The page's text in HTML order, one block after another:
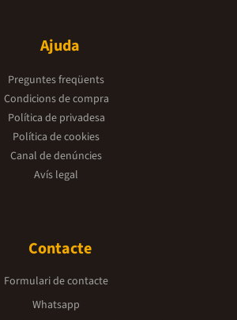
Ajuda
Preguntes freqüents
Condicions de compra
Política de privadesa
Política de cookies
Canal de denúncies
Avís legal
Contacte
Formulari de contacte
Whatsapp